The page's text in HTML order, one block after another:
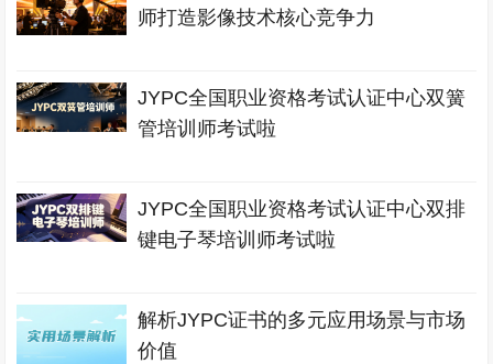
师打造影像技术核心竞争力
JYPC全国职业资格考试认证中心双簧
管培训师考试啦
JYPC全国职业资格考试认证中心双排
键电子琴培训师考试啦
解析JYPC证书的多元应用场景与市场
价值